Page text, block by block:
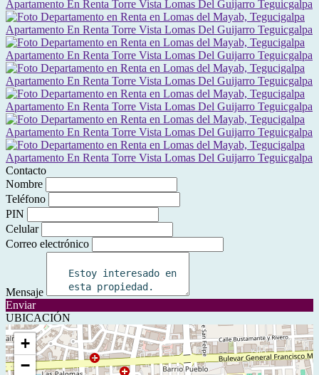
Contacto
Nombre
Teléfono
PIN
Celular
Correo electrónico
Mensaje
Enviar
UBICACIÓN
+
−